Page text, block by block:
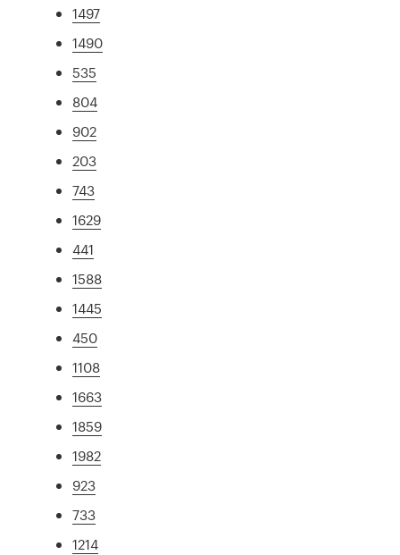
1497
1490
535
804
902
203
743
1629
441
1588
1445
450
1108
1663
1859
1982
923
733
1214